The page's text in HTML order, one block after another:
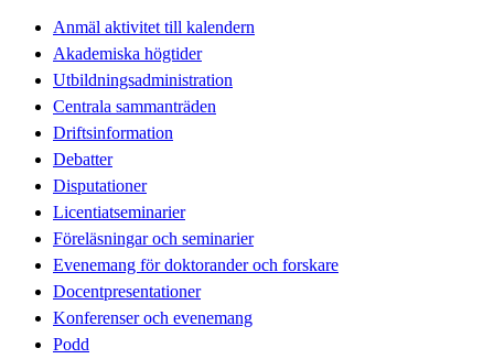
Anmäl aktivitet till kalendern
Akademiska högtider
Utbildningsadministration
Centrala sammanträden
Driftsinformation
Debatter
Disputationer
Licentiatseminarier
Föreläsningar och seminarier
Evenemang för doktorander och forskare
Docentpresentationer
Konferenser och evenemang
Podd